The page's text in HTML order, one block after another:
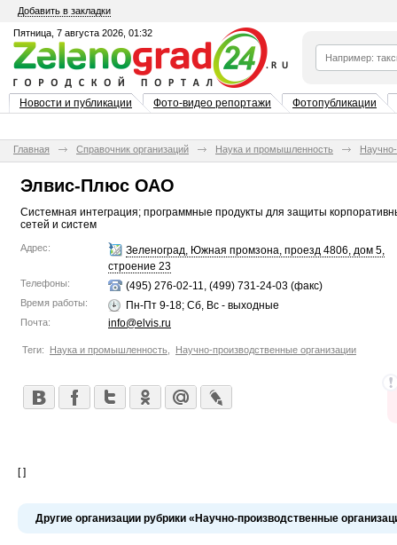
Добавить в закладки
Пятница, 7 августа 2026, 01:32
Новости и публикации Фото-видео репортажи Фотопубликации
Главная Справочник организаций Наука и промышленность
Элвис-Плюс ОАО
Системная интеграция; программные продукты для защиты
сетей и систем
Адрес:
Зеленоград, Южная промзона, проезд 4806, дом 5,
строение 23
Телефоны: (495) 276-02-11, (499) 731-24-03 (факс)
Время работы: Пн-Пт 9-18; Сб, Вс - выходные
Почта: info@elvis.ru
Теги: Наука и промышленность Научно-производственные организации
[ ]
Другие организации рубрики «Научно-производственные